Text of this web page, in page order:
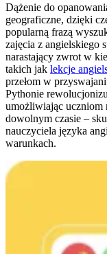
Dążenie do
geograficzne, dzięki
popularną frazą
zajęcia z angielskiego
narastający zwrot w
takich jak lekcje
przełom w
Pythonie
umożliwiając uczniom
dowolnym czasie –
nauczyciela języka
warunkach.